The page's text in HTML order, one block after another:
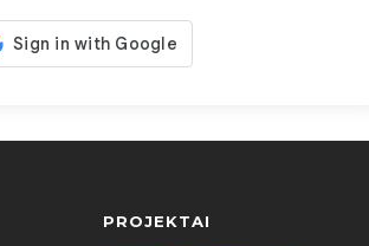
PROJEKTAI